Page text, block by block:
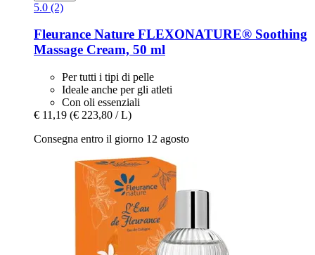
5.0 (2)
Fleurance Nature FLEXONATURE® Soothing
Massage Cream, 50 ml
Per tutti i tipi di pelle
Ideale anche per gli atleti
Con oli essenziali
€ 11,19 (€ 223,80 / L)
Consegna entro il giorno 12 agosto